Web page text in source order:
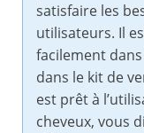
satisfaire les
utilisateurs. Il
facilement
dans le kit de
est prêt à
cheveux, vous